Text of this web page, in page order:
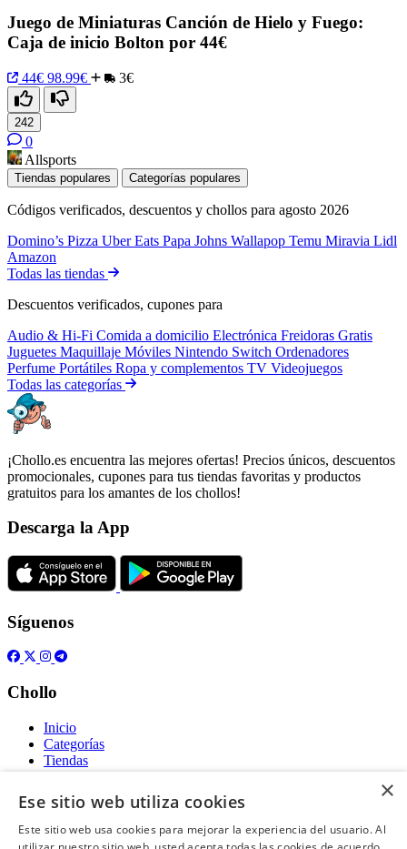
Juego de Miniaturas Canción de Hielo y Fuego:
Caja de inicio Bolton por 44€
44€ 98.99€ 3€
242
0
Allsports
Tiendas populares Categorías populares
Códigos verificados, descuentos y chollos para agosto 2026
Domino’s Pizza Uber Eats Papa Johns Wallapop Temu Miravia Lidl
Amazon
Todas las tiendas
Descuentos verificados, cupones para
Audio & Hi-Fi Comida a domicilio Electrónica Freidoras Gratis
Juguetes Maquillaje Móviles Nintendo Switch Ordenadores
Perfume Portátiles Ropa y complementos TV Videojuegos
Todas las categorías
¡Chollo.es encuentra las mejores ofertas! Precios únicos, descuentos
promocionales, cupones para tus tiendas favoritas y productos
gratuitos para los amantes de los chollos!
Descarga la App
Síguenos
Chollo
Inicio
Categorías
Tiendas
Gratis
Acerca de
×
Ese sitio web utiliza cookies
Este sitio web usa cookies para mejorar la experiencia del usuario. Al